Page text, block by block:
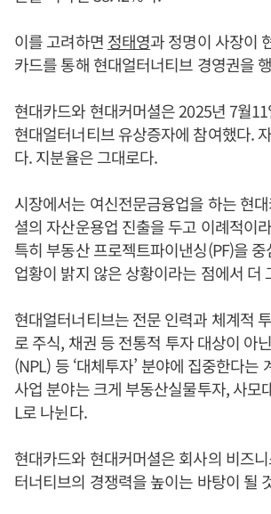
이를 고려하면 정태영과 정명이 사장이
카드를 통해 현대얼터너티브 경영권을
현대카드와 현대커머셜은 2025년 7월
현대얼터너티브 유상증자에 참여했다.
다. 지분율은 그대로다.
시장에서는 여신전문금융업을 하는 현
셜의 자산운용업 진출을 두고 이례적이
특히 부동산 프로젝트파이낸싱(PF)을
업황이 밝지 않은 상황이라는 점에서 더
현대얼터너티브는 전문 인력과 체계적
로 주식, 채권 등 전통적 투자 대상이 아
(NPL) 등 ‘대체투자’ 분야에 집중한다는
사업 분야는 크게 부동산실물투자, 사모
L로 나뉜다.
현대카드와 현대커머셜은 회사의 비즈
터너티브의 경쟁력을 높이는 바탕이 될